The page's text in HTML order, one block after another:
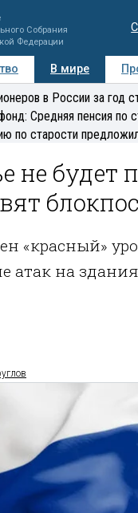
Собрания
Федерации
В мире
Регионыв России за год
Средняя пенсия по
по старости
не будет
«красный»
атак на